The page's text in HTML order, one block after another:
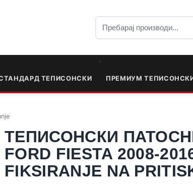
ТЕПИСОНСКИ ПРЕМИУМ
ТЕПИСОНСКИ
FORD FIESTA 2008-
FIKSIRANJE NA